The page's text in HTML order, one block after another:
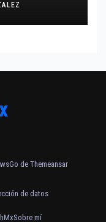
de Themeansar
de datos
Sobre mí